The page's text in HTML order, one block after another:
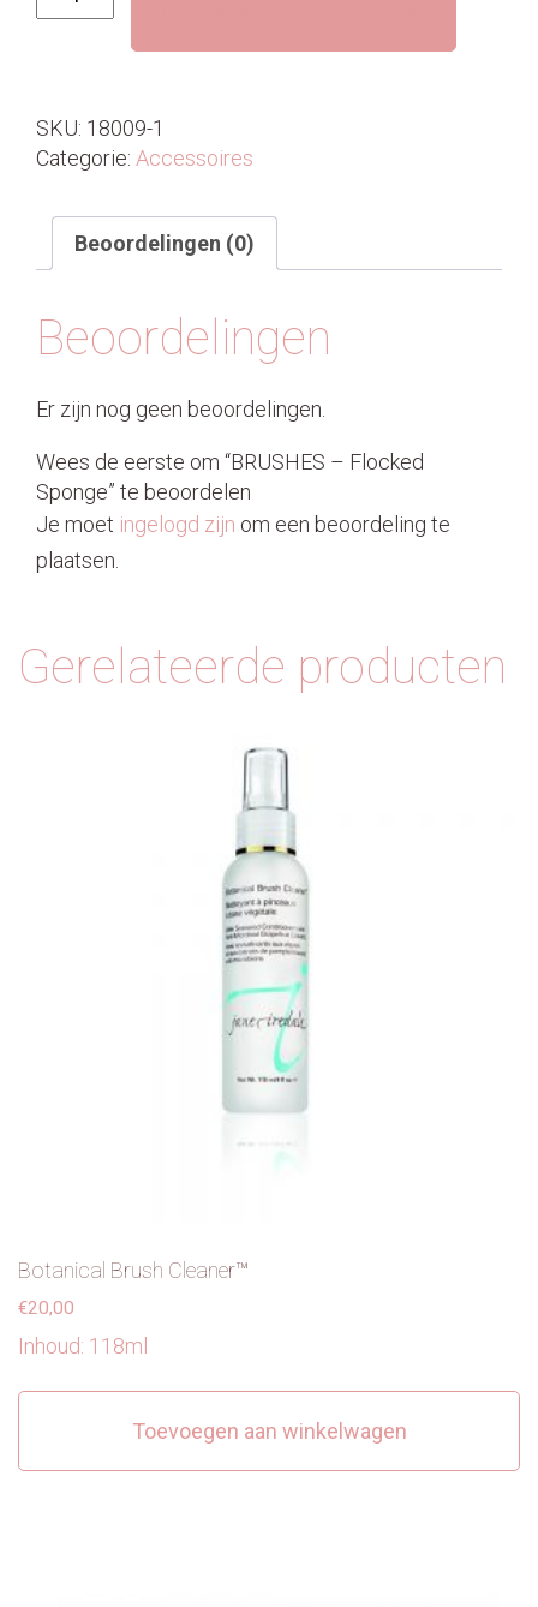
-
SKU: 18009-1
Categorie: Accessoires
Beoordelingen (0)
Beoordelingen
Er zijn nog geen beoordelingen.
Wees de eerste om “BRUSHES – Flocked
Sponge” te beoordelen
Je moet ingelogd zijn om een beoordeling te
plaatsen.
Gerelateerde producten
Botanical Brush Cleaner™
€20,00
Inhoud: 118ml
Toevoegen aan winkelwagen